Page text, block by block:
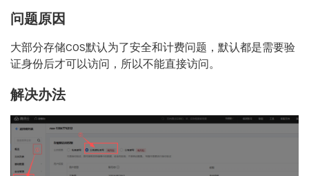
问题原因
大部分存储COS默认为了安全和计费问题，默认都是需要验
证身份后才可以访问，所以不能直接访问。
解决办法